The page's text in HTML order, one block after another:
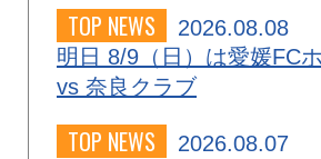
TOP NEWS
2026.08.08
明日 8/9（日）は愛媛FC
vs 奈良クラブ
TOP NEWS
2026.08.07